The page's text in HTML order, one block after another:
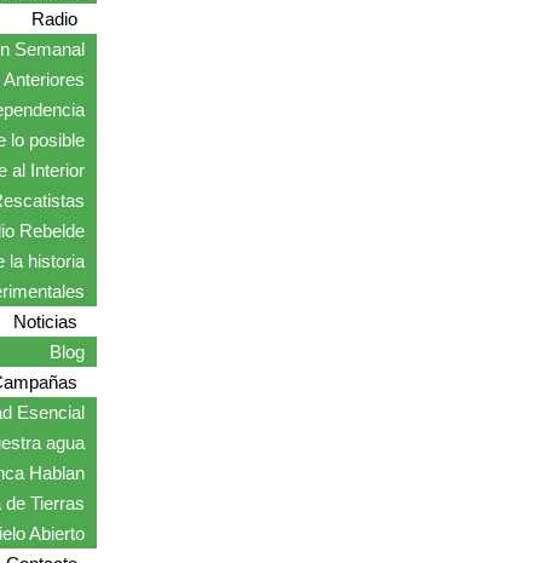
Radio
Semanal
lo posible
al Interior
Rebelde
la historia
Noticias
Blog
Esencial
agua
Hablan
de Tierras
Abierto